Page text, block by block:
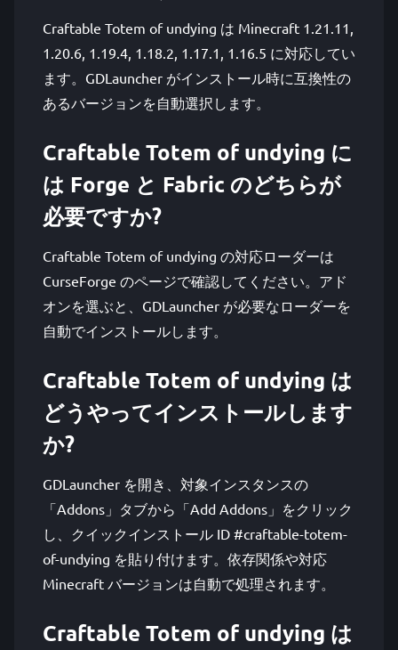
Craftable Totem of undying は Minecraft 1.21.11,
1.20.6, 1.19.4, 1.18.2, 1.17.1, 1.16.5 に対応してい
ます。GDLauncher がインストール時に互換性の
あるバージョンを自動選択します。
Craftable Totem of undying に
は Forge と Fabric のどちらが
必要ですか?
Craftable Totem of undying の対応ローダーは
CurseForge のページで確認してください。アド
オンを選ぶと、GDLauncher が必要なローダーを
自動でインストールします。
Craftable Totem of undying は
どうやってインストールします
か?
GDLauncher を開き、対象インスタンスの
「Addons」タブから「Add Addons」をクリック
し、クイックインストール ID #craftable-totem-
of-undying を貼り付けます。依存関係や対応
Minecraft バージョンは自動で処理されます。
Craftable Totem of undying は